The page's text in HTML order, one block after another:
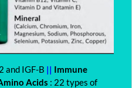
and IGF-B || Immune
Acids : 22 types of